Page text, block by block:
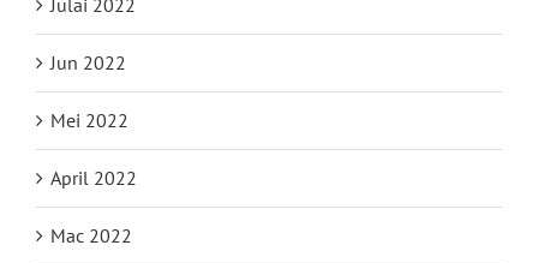
Julai 2022
Jun 2022
Mei 2022
April 2022
Mac 2022